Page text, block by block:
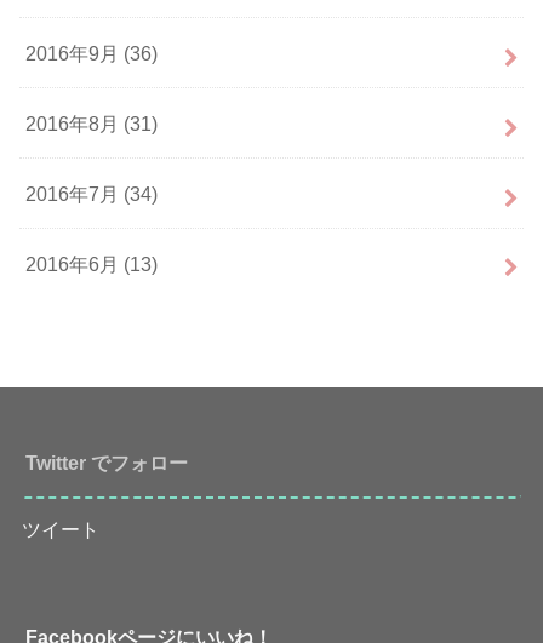
2016年9月 (36)
2016年8月 (31)
2016年7月 (34)
2016年6月 (13)
Twitter でフォロー
ツイート
Facebookページにいいね！